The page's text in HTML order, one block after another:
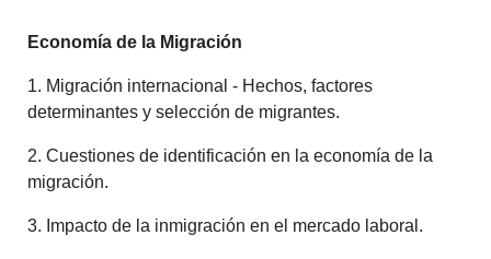
Economía de la Migración
1. Migración internacional - Hechos, factores
determinantes y selección de migrantes.
2. Cuestiones de identificación en la economía de la
migración.
3. Impacto de la inmigración en el mercado laboral.